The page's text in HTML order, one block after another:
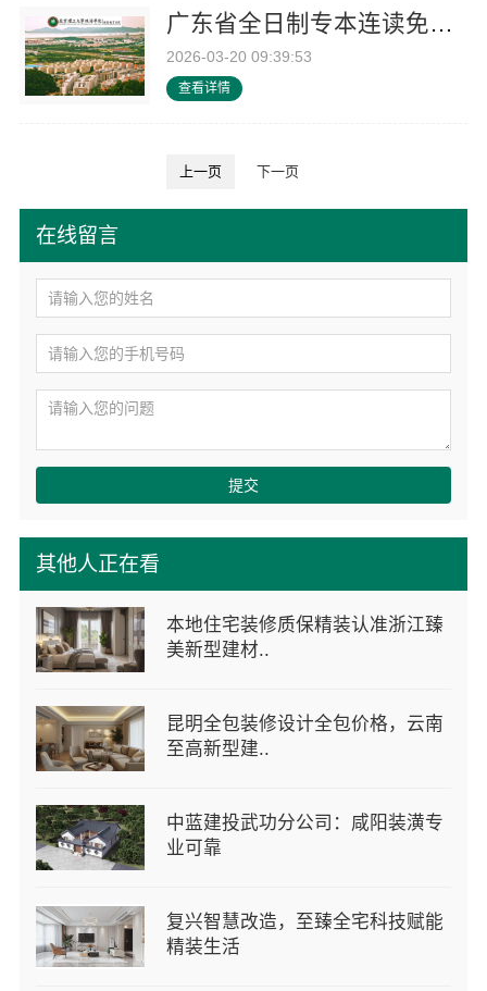
其他人正在看
本地住宅装修质保精装认准浙江臻
美新型建材..
昆明全包装修设计全包价格，云南
至高新型建..
中蓝建投武功分公司：咸阳装潢专
业可靠
复兴智慧改造，至臻全宅科技赋能
精装生活
在线留言
提交
广东省全日制专本连读免笔试-北京理工大学珠海学院继教院
2026-03-20 09:39:53
查看详情
上一页 下一页